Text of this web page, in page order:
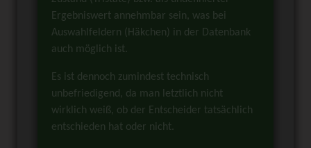
Ergebniswert annehmbar sein, was bei
Auswahlfeldern (Häkchen) in der Datenbank
auch möglich ist.
Es ist dennoch zumindest technisch
unbefriedigend, da man letztlich nicht
wirklich weiß, ob der Entscheider tatsächlich
entschieden hat oder nicht.